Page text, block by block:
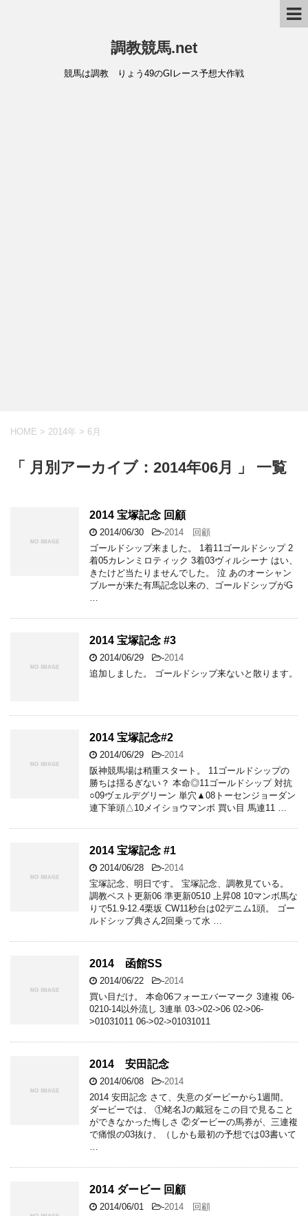
調教競馬.net
競馬は調教 りょう49のGIレース予想大作戦
HOME > 2014年 > 6月
「 月別アーカイブ：2014年06月 」 一覧
2014 宝塚記念 回顧
2014/06/30 -2014 回顧
ゴールドシップ来ました。 1着11ゴールドシップ 2
着05カレンミロティック 3着03ヴィルシーナ はい、
きたけど当たりませんでした。 泣 あのオーシャン
ブルーが来た有馬記念以来の、ゴールドシップがG
2014 宝塚記念 #3
2014/06/29 -2014
追加しました。 ゴールドシップ来ないと散ります。
2014 宝塚記念#2
2014/06/29 -2014
阪神競馬場は稍重スタート。 11ゴールドシップの
勝ちは揺るぎない？ 本命◎11ゴールドシップ 対抗
○09ヴェルデグリーン 単穴▲08トーセンジョーダン
連下筆頭△10メイショウマンボ 買い目 馬連11 …
2014 宝塚記念 #1
2014/06/28 -2014
宝塚記念、明日です。 宝塚記念、調教見ている。
調教ベスト更新06 準更新0510 上昇08 10マンボ馬な
りで51.9-12.4栗坂 CW11秒台は02デニム1頭。 ゴー
ルドシップ典さん2回乗って水 …
2014 函館SS
2014/06/22 -2014
買い目だけ。 本命06フォーエバーマーク 3連複 06-
0210-14以外流し 3連単 03->02->06 02->06-
>01031011 06->02->01031011
2014 安田記念
2014/06/08 -2014
2014 安田記念 さて、失意のダービーから1週間。
ダービーでは、 ①蛯名Jの戴冠をこの目で見ること
ができなかった悔しさ ②ダービーの馬券が、三連複
で痛恨の03抜け、（しかも最初の予想では03書いて
2014 ダービー 回顧
2014/06/01 -2014 回顧